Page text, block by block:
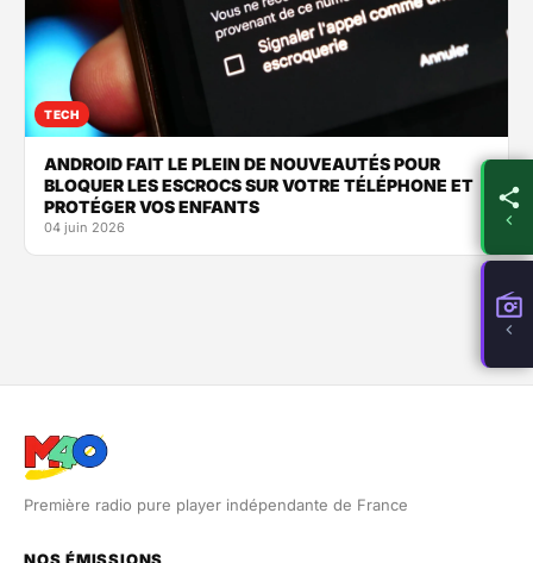
TECH
ANDROID FAIT LE PLEIN DE NOUVEAUTÉS POUR
BLOQUER LES ESCROCS SUR VOTRE TÉLÉPHONE ET
PROTÉGER VOS ENFANTS
04 juin 2026
Première radio pure player indépendante de France